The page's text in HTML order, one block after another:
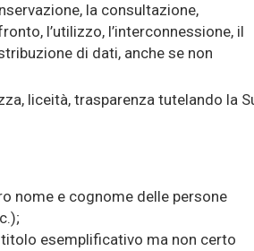
la consultazione,
l’utilizzo, l’interconnessione, il
di dati, anche se non
liceità, trasparenza tutelando la
nome e cognome delle persone
esemplificativo ma non certo